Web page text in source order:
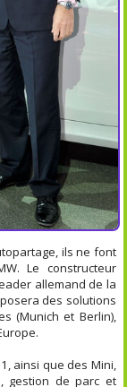
ils ne font
Le constructeur
allemand de la
des solutions
(Munich et Berlin),
ainsi que des Mini,
gestion de parc et